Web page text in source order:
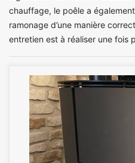
chauffage, le poêle a
ramonage d’une manière
entretien est à réaliser une fois